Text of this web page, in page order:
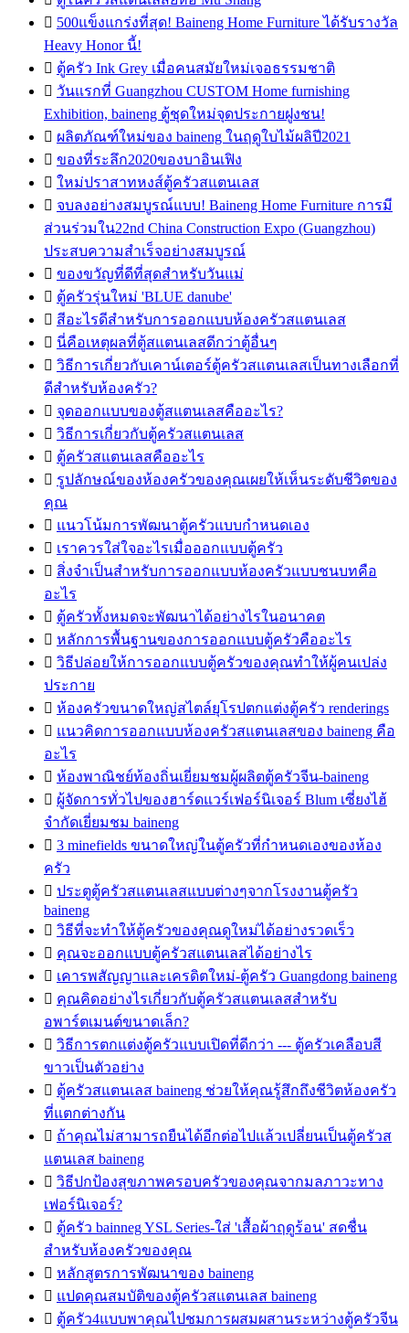
 500แข็งแกร่งที่สุด! Baineng Home Furniture ได้รับรางวัล
Heavy Honor นี้!
 ตู้ครัว Ink Grey เมื่อคนสมัยใหม่เจอธรรมชาติ
 วันแรกที่ Guangzhou CUSTOM Home furnishing
Exhibition, baineng ตู้ชุดใหม่จุดประกายฝูงชน!
 ผลิตภัณฑ์ใหม่ของ baineng ในฤดูใบไม้ผลิปี2021
 ของที่ระลึก2020ของบาอินเฟิง
 ใหม่ปราสาทหงส์ตู้ครัวสแตนเลส
 จบลงอย่างสมบูรณ์แบบ! Baineng Home Furniture การมี
ส่วนร่วมใน22nd China Construction Expo (Guangzhou)
ประสบความสำเร็จอย่างสมบูรณ์
 ของขวัญที่ดีที่สุดสำหรับวันแม่
 ตู้ครัวรุ่นใหม่ 'BLUE danube'
 สีอะไรดีสำหรับการออกแบบห้องครัวสแตนเลส
 นี่คือเหตุผลที่ตู้สแตนเลสดีกว่าตู้อื่นๆ
 วิธีการเกี่ยวกับเคาน์เตอร์ตู้ครัวสแตนเลสเป็นทางเลือกที่
ดีสำหรับห้องครัว?
 จุดออกแบบของตู้สแตนเลสคืออะไร?
 วิธีการเกี่ยวกับตู้ครัวสแตนเลส
 ตู้ครัวสแตนเลสคืออะไร
 รูปลักษณ์ของห้องครัวของคุณเผยให้เห็นระดับชีวิตของ
คุณ
 แนวโน้มการพัฒนาตู้ครัวแบบกำหนดเอง
 เราควรใส่ใจอะไรเมื่อออกแบบตู้ครัว
 สิ่งจำเป็นสำหรับการออกแบบห้องครัวแบบชนบทคือ
อะไร
 ตู้ครัวทั้งหมดจะพัฒนาได้อย่างไรในอนาคต
 หลักการพื้นฐานของการออกแบบตู้ครัวคืออะไร
 วิธีปล่อยให้การออกแบบตู้ครัวของคุณทำให้ผู้คนเปล่ง
ประกาย
 ห้องครัวขนาดใหญ่สไตล์ยุโรปตกแต่งตู้ครัว renderings
 แนวคิดการออกแบบห้องครัวสแตนเลสของ baineng คือ
อะไร
 ห้องพาณิชย์ท้องถิ่นเยี่ยมชมผู้ผลิตตู้ครัวจีน-baineng
 ผู้จัดการทั่วไปของฮาร์ดแวร์เฟอร์นิเจอร์ Blum เซี่ยงไฮ้
จำกัดเยี่ยมชม baineng
 3 minefields ขนาดใหญ่ในตู้ครัวที่กำหนดเองของห้อง
ครัว
 ประตูตู้ครัวสแตนเลสแบบต่างๆจากโรงงานตู้ครัว
baineng
 วิธีที่จะทำให้ตู้ครัวของคุณดูใหม่ได้อย่างรวดเร็ว
 คุณจะออกแบบตู้ครัวสแตนเลสได้อย่างไร
 เคารพสัญญาและเครดิตใหม่-ตู้ครัว Guangdong baineng
 คุณคิดอย่างไรเกี่ยวกับตู้ครัวสแตนเลสสำหรับ
อพาร์ตเมนต์ขนาดเล็ก?
 วิธีการตกแต่งตู้ครัวแบบเปิดที่ดีกว่า --- ตู้ครัวเคลือบสี
ขาวเป็นตัวอย่าง
 ตู้ครัวสแตนเลส baineng ช่วยให้คุณรู้สึกถึงชีวิตห้องครัว
ที่แตกต่างกัน
 ถ้าคุณไม่สามารถยืนได้อีกต่อไปแล้วเปลี่ยนเป็นตู้ครัวส
แตนเลส baineng
 วิธีปกป้องสุขภาพครอบครัวของคุณจากมลภาวะทาง
เฟอร์นิเจอร์?
 ตู้ครัว bainneg YSL Series-ใส่ 'เสื้อผ้าฤดูร้อน' สดชื่น
สำหรับห้องครัวของคุณ
 หลักสูตรการพัฒนาของ baineng
 แปดคุณสมบัติของตู้ครัวสแตนเลส baineng
 ตู้ครัว4แบบพาคุณไปชมการผสมผสานระหว่างตู้ครัวจีน